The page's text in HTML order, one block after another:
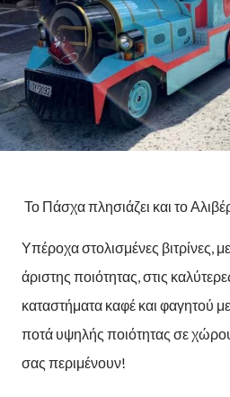
Το Πάσχα πλησιάζει και το
Υπέροχα στολισμένες βιτρίνες,
άριστης ποιότητας, στις
καταστήματα καφέ και φαγητού
ποτά υψηλής ποιότητας σε
σας περιμένουν!